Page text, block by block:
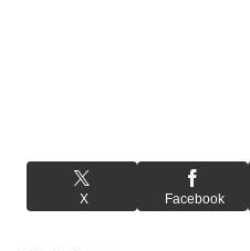
X Facebook